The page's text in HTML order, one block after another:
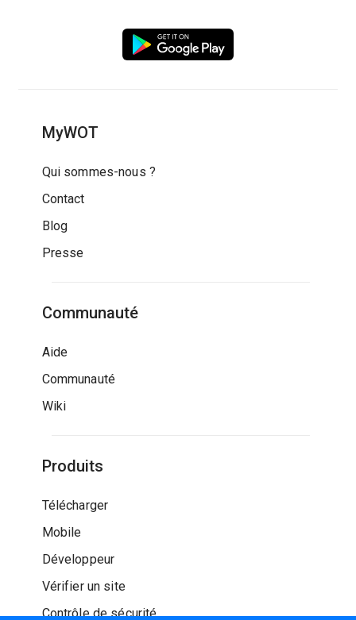
MyWOT
Qui sommes-nous ?
Contact
Blog
Presse
Communauté
Aide
Communauté
Wiki
Produits
Télécharger
Mobile
Développeur
Vérifier un site
Contrôle de sécurité